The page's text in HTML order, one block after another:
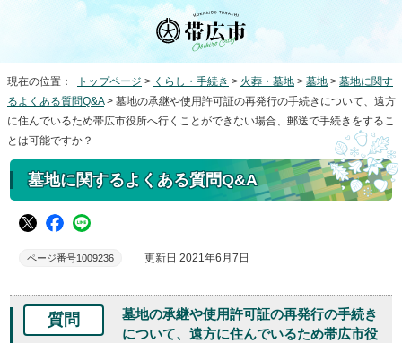
現在の位置： トップページ > くらし・手続き > 火葬・墓地 > 墓地 > 墓地に関す
るよくある質問Q&A> 墓地の承継や使用許可証の再発行の手続きについて、遠方
に住んでいるため帯広市役所へ行くことができない場合、郵送で手続きをするこ
とは可能ですか？
墓地に関するよくある質問Q&A
ページ番号1009236 更新日 2021年6月7日
質問
墓地の承継や使用許可証の再発行の手続き
について、遠方に住んでいるため帯広市役